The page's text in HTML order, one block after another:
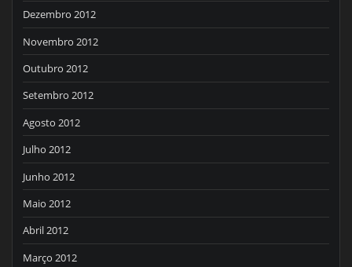
Dezembro 2012
Novembro 2012
Outubro 2012
Setembro 2012
Agosto 2012
Julho 2012
Junho 2012
Maio 2012
Abril 2012
Março 2012